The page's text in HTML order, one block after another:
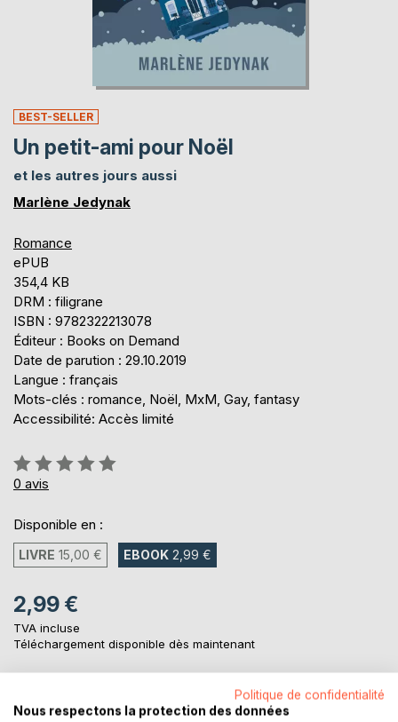
BEST-SELLER
Un petit-ami pour Noël
et les autres jours aussi
Marlène Jedynak
Romance
ePUB
354,4 KB
DRM : filigrane
ISBN : 9782322213078
Éditeur : Books on Demand
Date de parution : 29.10.2019
Langue : français
Mots-clés : romance, Noël, MxM, Gay, fantasy
Accessibilité: Accès limité
Évaluation:
0%
0 avis
Disponible en :
LIVRE 15,00 € EBOOK 2,99 €
2,99 €
TVA incluse
Téléchargement disponible dès maintenant
AJOUTER AU PANIER
Politique de confidentialité
Nous respectons la protection des données